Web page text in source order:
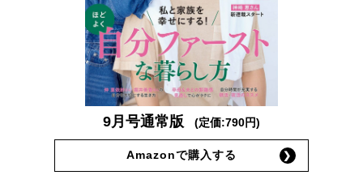
9月号通常版 (定価:790円)
Amazonで購入する